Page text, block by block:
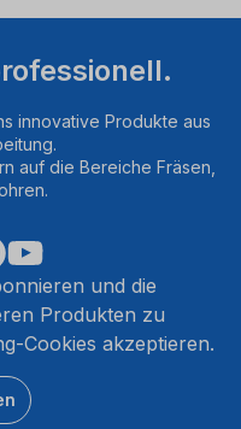
innovative Produkte aus
auf die Bereiche Fräsen,
und die
Produkten zu
Cookies akzeptieren.